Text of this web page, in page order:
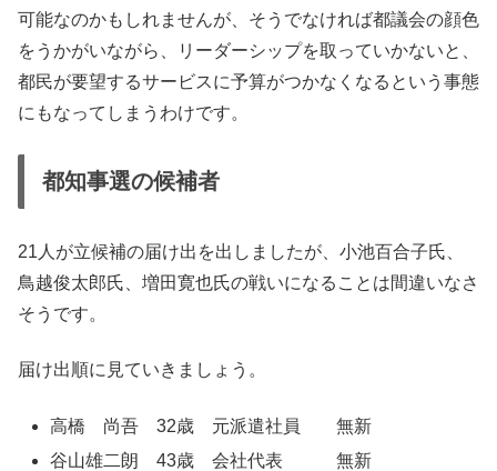
可能なのかもしれませんが、そうでなければ都議会の顔色
をうかがいながら、リーダーシップを取っていかないと、
都民が要望するサービスに予算がつかなくなるという事態
にもなってしまうわけです。
都知事選の候補者
21人が立候補の届け出を出しましたが、小池百合子氏、
鳥越俊太郎氏、増田寛也氏の戦いになることは間違いなさ
そうです。
届け出順に見ていきましょう。
高橋 尚吾 32歳 元派遣社員 無新
谷山雄二朗 43歳 会社代表 無新